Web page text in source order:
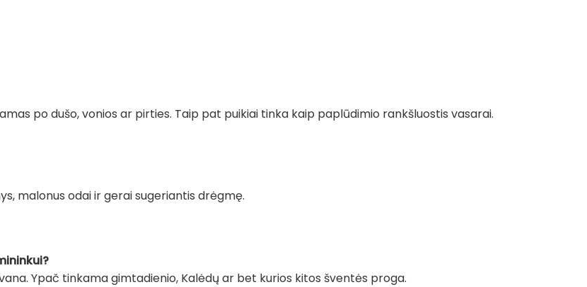
po dušo, vonios ar pirties. Taip pat puikiai tinka kaip paplūdimio rankšluostis vasarai.
malonus odai ir gerai sugeriantis drėgmę.
Ypač tinkama gimtadienio, Kalėdų ar bet kurios kitos šventės proga.